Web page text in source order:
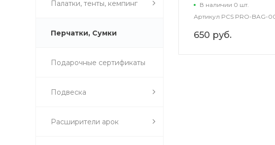
Палатки, тенты, кемпинг
Перчатки, Сумки
Подарочные сертификаты
Подвеска
Расширители арок
В наличии 0 шт.
Артикул PCS PRO-BAG-
650 руб.